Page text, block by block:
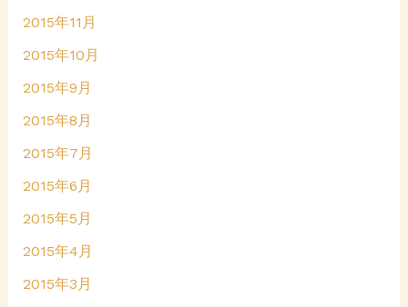
2015年11月
2015年10月
2015年9月
2015年8月
2015年7月
2015年6月
2015年5月
2015年4月
2015年3月